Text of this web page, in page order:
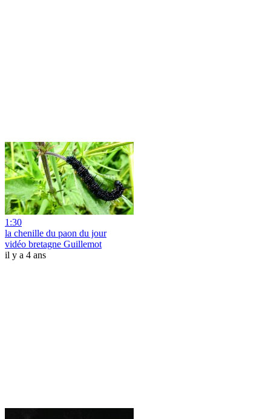
1:30
la chenille du paon du jour
vidéo bretagne Guillemot
il y a 4 ans